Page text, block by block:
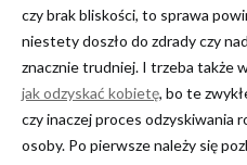
czy brak bliskości, to sprawa
niestety doszło do zdrady czy
znacznie trudniej. I trzeba także
jak odzyskać kobietę, bo te
czy inaczej proces odzyskiwania
osoby. Po pierwsze należy się